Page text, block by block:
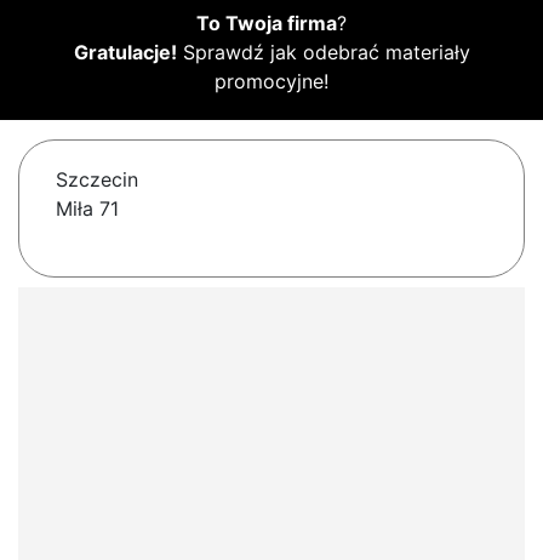
To Twoja firma?
Gratulacje! Sprawdź jak odebrać materiały
promocyjne!
Szczecin
Miła 71